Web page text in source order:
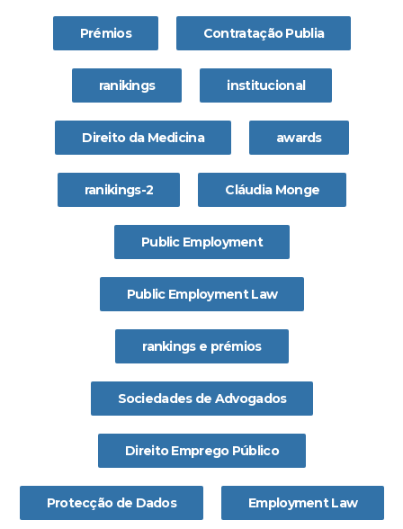
Prémios Contratação Publia
ranikings institucional
Direito da Medicina awards
ranikings-2 Cláudia Monge
Public Employment
Public Employment Law
rankings e prémios
Sociedades de Advogados
Direito Emprego Público
Protecção de Dados Employment Law